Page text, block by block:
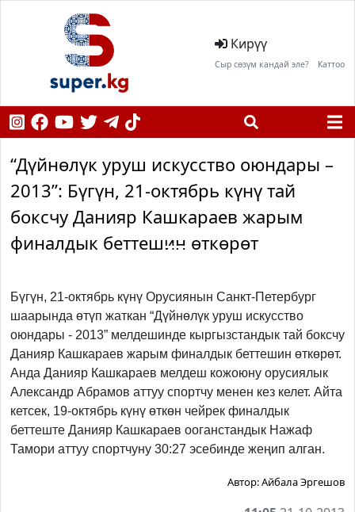
Кирүү
Сыр сөзүм кандай эле? Каттоо
“Дүйнөлүк уруш искусство оюндары –
2013”: Бүгүн, 21-октябрь күнү тай
боксчу Данияр Кашкараев жарым
финалдык беттешин өткөрөт
Бүгүн, 21-октябрь күнү Орусиянын Санкт-Петербург
шаарында өтүп жаткан “Дүйнөлүк уруш искусство
оюндары - 2013” мелдешинде кыргызстандык тай боксчу
Данияр Кашкараев жарым финалдык беттешин өткөрөт.
Анда Данияр Кашкараев мелдеш кожоюну орусиялык
Александр Абрамов аттуу спортчу менен кез келет. Айта
кетсек, 19-октябрь күнү өткөн чейрек финалдык
беттеште Данияр Кашкараев ооганстандык Нажаф
Тамори аттуу спортчуну 30:27 эсебинде жеңип алган.
Автор:Айбала Эргешов